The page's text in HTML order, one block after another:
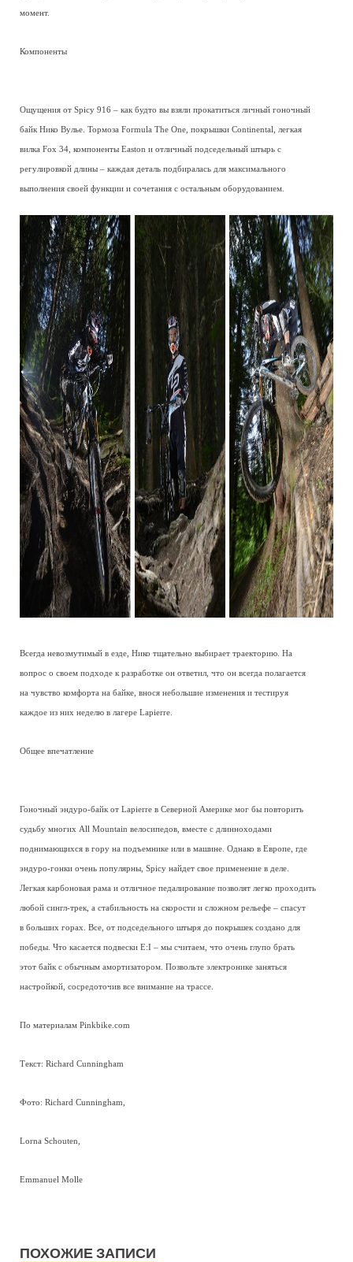
момент.
Компоненты
Ощущения от Spicy 916 – как будто вы взяли прокатиться личный гоночный
байк Нико Вулье. Тормоза Formula The One, покрышки Continental, легкая
вилка Fox 34, компоненты Easton и отличный подседельный штырь с
регулировкой длины – каждая деталь подбиралась для максимального
выполнения своей функции и сочетания с остальным оборудованием.
Всегда невозмутимый в езде, Нико тщательно выбирает траекторию. На
вопрос о своем подходе к разработке он ответил, что он всегда полагается
на чувство комфорта на байке, внося небольшие изменения и тестируя
каждое из них неделю в лагере Lapierre.
Общее впечатление
Гоночный эндуро-байк от Lapierre в Северной Америке мог бы повторить
судьбу многих All Mountain велосипедов, вместе с длинноходами
поднимающихся в гору на подъемнике или в машине. Однако в Европе, где
эндуро-гонки очень популярны, Spicy найдет свое применение в деле.
Легкая карбоновая рама и отличное педалирование позволят легко проходить
любой сингл-трек, а стабильность на скорости и сложном рельефе – спасут
в больших горах. Все, от подседельного штыря до покрышек создано для
победы. Что касается подвески E:I – мы считаем, что очень глупо брать
этот байк с обычным амортизатором. Позвольте электронике заняться
настройкой, сосредоточив все внимание на трассе.
По материалам Pinkbike.com
Текст: Richard Cunningham
Фото: Richard Cunningham,
Lorna Schouten,
Emmanuel Molle
ПОХОЖИЕ ЗАПИСИ